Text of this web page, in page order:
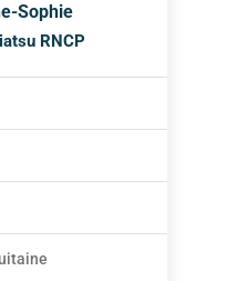
Sophie
RNCP